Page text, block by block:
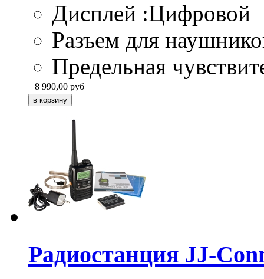
Дисплей :Цифровой
Разъем для
Предельная
8 990,00 руб
Радиостанция JJ-